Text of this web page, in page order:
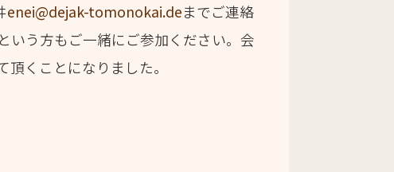
enei@dejak-tomonokai.deまでご連絡
いう方もご一緒にご参加ください。会
くことになりました。